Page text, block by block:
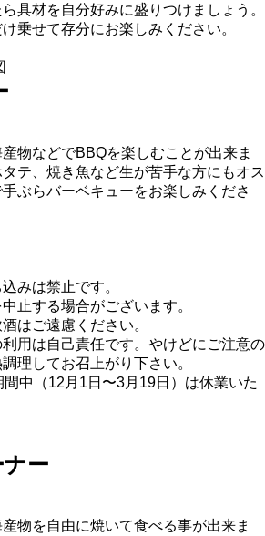
具材を自分好みに盛りつけましょう。
乗せて存分にお楽しみください。
物などでBBQを楽しむことが出来ま
テ、焼き魚など生が苦手な方にもオス
ぶらバーベキューをお楽しみくださ
みは禁止です。
止する場合がございます。
はご遠慮ください。
用は自己責任です。やけどにご注意の
理してお召上がり下さい。
中（12月1日〜3月19日）は休業いた
物を自由に焼いて食べる事が出来ま